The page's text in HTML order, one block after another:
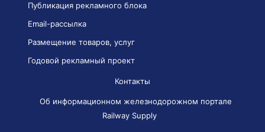
Публикация рекламного блока
Email-рассылка
Размещение товаров, услуг
Годовой рекламный проект
Контакты
Об информационном железнодорожном портале
Railway Supply